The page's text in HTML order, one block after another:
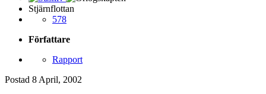
Stjärnflottan
578
Författare
Rapport
Postad 8 April, 2002